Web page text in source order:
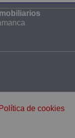
Política de cookies